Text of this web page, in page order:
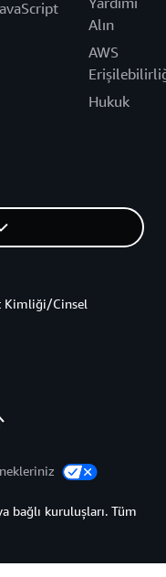
Alın
AWS
Hukuk
Kimliği/Cinsel
bağlı kuruluşları. Tüm